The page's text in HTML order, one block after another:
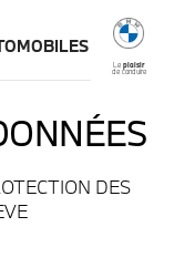
Le plaisir
de conduire
DES